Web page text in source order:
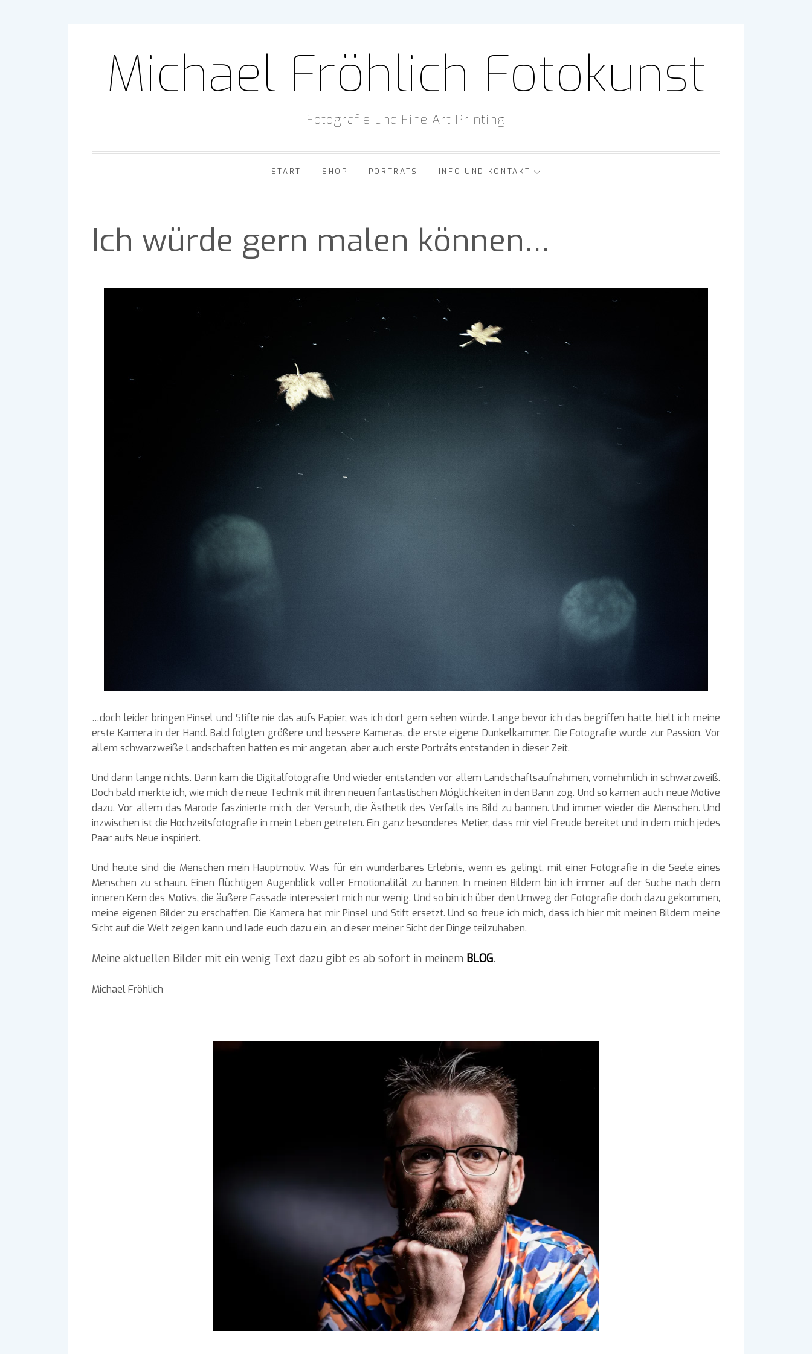
Michael Fröhlich Fotokunst
Fotografie und Fine Art Printing
START SHOP PORTRÄTS INFO UND KONTAKT
Ich würde gern malen können…
…doch leider bringen Pinsel und Stifte nie das aufs Papier, was ich dort gern sehen würde. Lange bevor ich das begriffen hatte, hielt ich meine
erste Kamera in der Hand. Bald folgten größere und bessere Kameras, die erste eigene Dunkelkammer. Die Fotografie wurde zur Passion. Vor
allem schwarzweiße Landschaften hatten es mir angetan, aber auch erste Porträts entstanden in dieser Zeit.
Und dann lange nichts. Dann kam die Digitalfotografie. Und wieder entstanden vor allem Landschaftsaufnahmen, vornehmlich in schwarzweiß.
Doch bald merkte ich, wie mich die neue Technik mit ihren neuen fantastischen Möglichkeiten in den Bann zog. Und so kamen auch neue Motive
dazu. Vor allem das Marode faszinierte mich, der Versuch, die Ästhetik des Verfalls ins Bild zu bannen. Und immer wieder die Menschen. Und
inzwischen ist die Hochzeitsfotografie in mein Leben getreten. Ein ganz besonderes Metier, dass mir viel Freude bereitet und in dem mich jedes
Paar aufs Neue inspiriert.
Und heute sind die Menschen mein Hauptmotiv. Was für ein wunderbares Erlebnis, wenn es gelingt, mit einer Fotografie in die Seele eines
Menschen zu schaun. Einen flüchtigen Augenblick voller Emotionalität zu bannen. In meinen Bildern bin ich immer auf der Suche nach dem
inneren Kern des Motivs, die äußere Fassade interessiert mich nur wenig. Und so bin ich über den Umweg der Fotografie doch dazu gekommen,
meine eigenen Bilder zu erschaffen. Die Kamera hat mir Pinsel und Stift ersetzt. Und so freue ich mich, dass ich hier mit meinen Bildern meine
Sicht auf die Welt zeigen kann und lade euch dazu ein, an dieser meiner Sicht der Dinge teilzuhaben.
Meine aktuellen Bilder mit ein wenig Text dazu gibt es ab sofort in meinem BLOG.
Michael Fröhlich